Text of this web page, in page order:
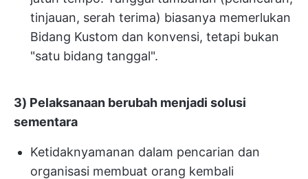
tinjauan, serah terima) biasanya memerlukan
Bidang Kustom dan konvensi, tetapi bukan
"satu bidang tanggal".
3) Pelaksanaan berubah menjadi solusi
sementara
Ketidaknyamanan dalam pencarian dan
organisasi membuat orang kembali